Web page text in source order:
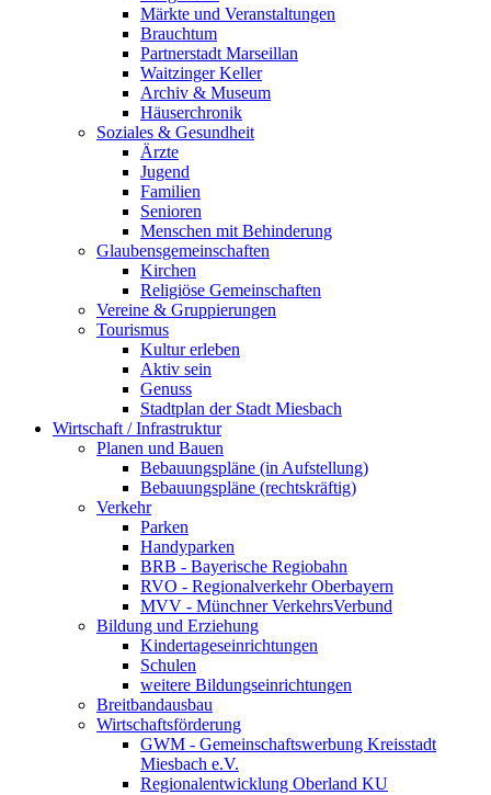
Märkte und Veranstaltungen
Brauchtum
Partnerstadt Marseillan
Waitzinger Keller
Archiv & Museum
Häuserchronik
Soziales & Gesundheit
Ärzte
Jugend
Familien
Senioren
Menschen mit Behinderung
Glaubensgemeinschaften
Kirchen
Religiöse Gemeinschaften
Vereine & Gruppierungen
Tourismus
Kultur erleben
Aktiv sein
Genuss
Stadtplan der Stadt Miesbach
Wirtschaft / Infrastruktur
Planen und Bauen
Bebauungspläne (in Aufstellung)
Bebauungspläne (rechtskräftig)
Verkehr
Parken
Handyparken
BRB - Bayerische Regiobahn
RVO - Regionalverkehr Oberbayern
MVV - Münchner VerkehrsVerbund
Bildung und Erziehung
Kindertageseinrichtungen
Schulen
weitere Bildungseinrichtungen
Breitbandausbau
Wirtschaftsförderung
GWM - Gemeinschaftswerbung Kreisstadt
Miesbach e.V.
Regionalentwicklung Oberland KU